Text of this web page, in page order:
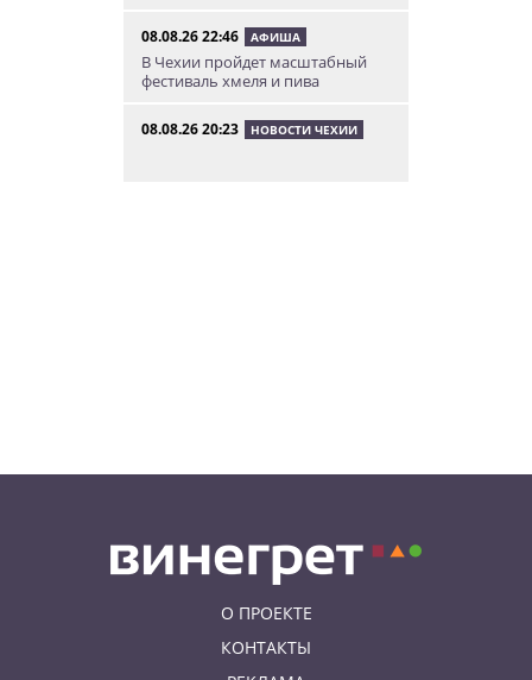
08.08.26 22:46 АФИША
В Чехии пройдет масштабный
фестиваль хмеля и пива
08.08.26 20:23 НОВОСТИ ЧЕХИИ
О ПРОЕКТЕ
КОНТАКТЫ